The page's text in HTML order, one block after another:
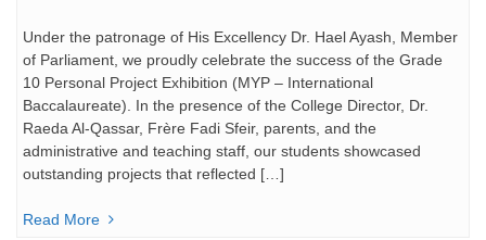
Under the patronage of His Excellency Dr. Hael Ayash, Member
of Parliament, we proudly celebrate the success of the Grade
10 Personal Project Exhibition (MYP – International
Baccalaureate). In the presence of the College Director, Dr.
Raeda Al-Qassar, Frère Fadi Sfeir, parents, and the
administrative and teaching staff, our students showcased
outstanding projects that reflected […]
Read More